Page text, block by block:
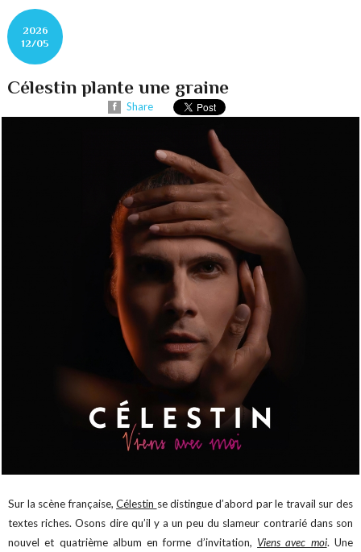
2026
12/05
Célestin plante une graine
Share
Sur la scène française,Célestin se distingue d’abord par le travail sur des
textes riches. Osons dire qu’il y a un peu du slameur contrarié dans son
nouvel et quatrième album en forme d’invitation, Viens avec moi. Une